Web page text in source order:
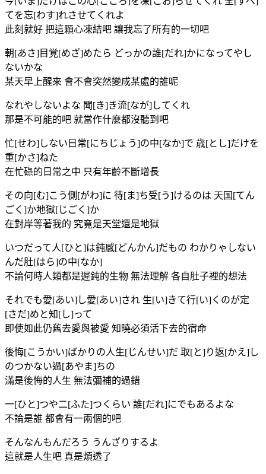
てを忘[わす]れさせてくれよ
此刻就好 把這顆心凍結吧 讓我忘了所有的一切吧
朝[あさ]目覚[めざ]めたら どっかの誰[だれ]かになってやし
ないかな
某天早上醒來 會不會突然變成某處的誰呢
なれやしないよな 聞[き]き流[なが]してくれ
那是不可能的吧 就當作什麼都沒聽到吧
忙[せわ]しない日常[にちじょう]の中[なか]で 歳[とし]だけを
重[かさ]ねた
在忙碌的日常之中 只有年齡不斷增長
その向[む]こう側[がわ]に 待[ま]ち受[う]けるのは 天国[てん
ごく]か地獄[じごく]か
在對岸等著我的 究竟是天堂還是地獄
いつだって人[ひと]は鈍感[どんかん]だもの わかりゃしない
んだ肚[はら]の中[なか]
不論何時人類都是遲鈍的生物 無法理解 各自肚子裡的想法
それでも愛[あい]し愛[あい]され 生[い]きて行[い]くのが定
[さだ]めと知[し]って
即使如此仍舊去愛與被愛 知曉必須活下去的宿命
後悔[こうかい]ばかりの人生[じんせい]だ 取[と]り返[かえ]し
のつかない過[あやま]ちの
滿是後悔的人生 無法彌補的過錯
一[ひと]つや二[ふた]つくらい 誰[だれ]にでもあるよな
不論是誰 都會有一兩個的吧
そんなんもんだろう うんざりするよ
這就是人生吧 真是煩透了